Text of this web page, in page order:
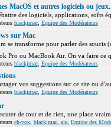
MacOS et autres logiciels ou
des logiciels, applications, softs
blackjmac, Equipe des Modérateurs
sur Mac
se transforme pour parler des
Pro ou MacBook Air. On va faire ce
blackjmac, Equipe des Modérateurs
vos suggestions sur ce site ou
blackjmac, Equipe des Modérateurs
de tout et de rien, une place
ch-vox, blackjmac, ale, Equipe des